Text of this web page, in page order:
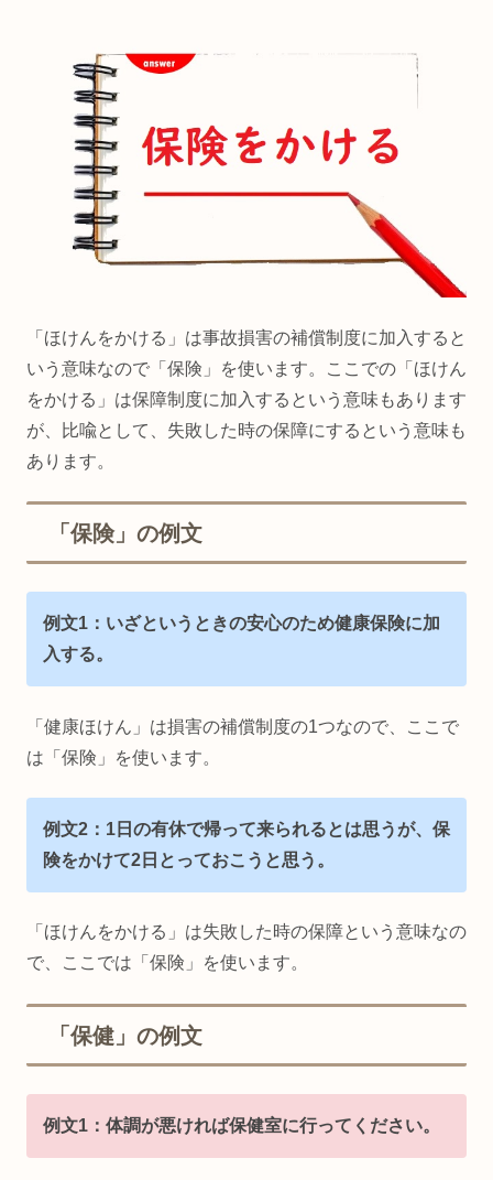
「ほけんをかける」は事故損害の補償制度に加入すると
いう意味なので「保険」を使います。ここでの「ほけん
をかける」は保障制度に加入するという意味もあります
が、比喩として、失敗した時の保障にするという意味も
あります。
「保険」の例文
例文1：いざというときの安心のため健康保険に加
入する。
「健康ほけん」は損害の補償制度の1つなので、ここで
は「保険」を使います。
例文2：1日の有休で帰って来られるとは思うが、保
険をかけて2日とっておこうと思う。
「ほけんをかける」は失敗した時の保障という意味なの
で、ここでは「保険」を使います。
「保健」の例文
例文1：体調が悪ければ保健室に行ってください。